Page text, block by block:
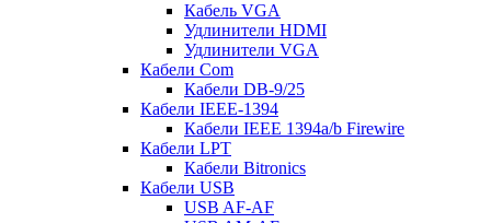
Кабель VGA
Удлинители HDMI
Удлинители VGA
Кабели Com
Кабели DB-9/25
Кабели IEEE-1394
Кабели IEEE 1394a/b Firewire
Кабели LPT
Кабели Bitronics
Кабели USB
USB AF-AF